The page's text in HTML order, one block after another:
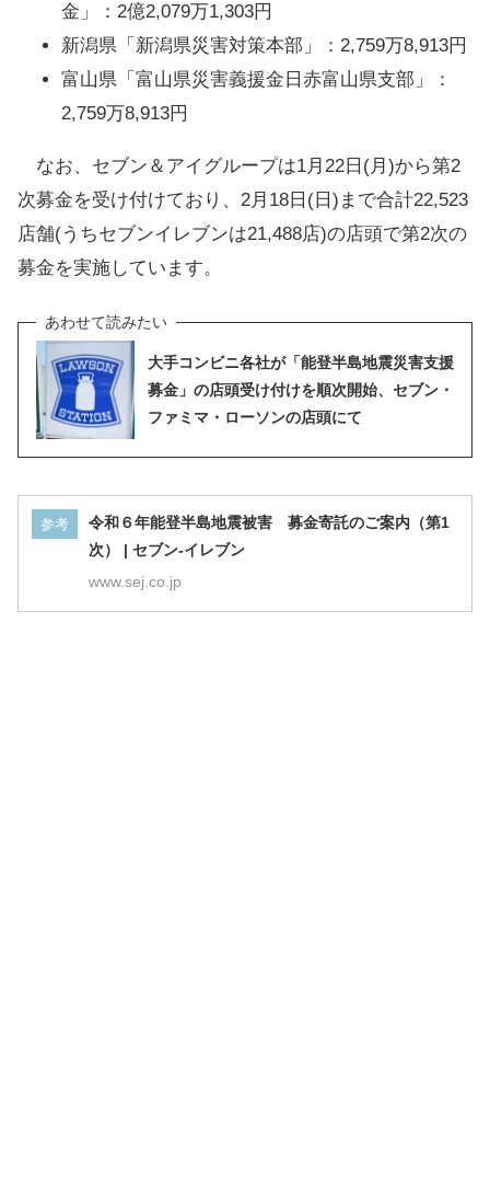
金」：2億2,079万1,303円
新潟県「新潟県災害対策本部」：2,759万8,913円
富山県「富山県災害義援金日赤富山県支部」：
2,759万8,913円
なお、セブン＆アイグループは1月22日(月)から第2
次募金を受け付けており、2月18日(日)まで合計22,523
店舗(うちセブンイレブンは21,488店)の店頭で第2次の
募金を実施しています。
大手コンビニ各社が「能登半島地震災害支援
募金」の店頭受け付けを順次開始、セブン・
ファミマ・ローソンの店頭にて
参考
令和６年能登半島地震被害 募金寄託のご案内（第1
次） | セブン-イレブン
www.sej.co.jp